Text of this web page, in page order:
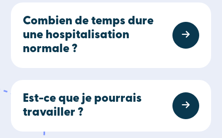
Combien de temps dure
une hospitalisation
normale ?
Est-ce que je pourrais
travailler ?